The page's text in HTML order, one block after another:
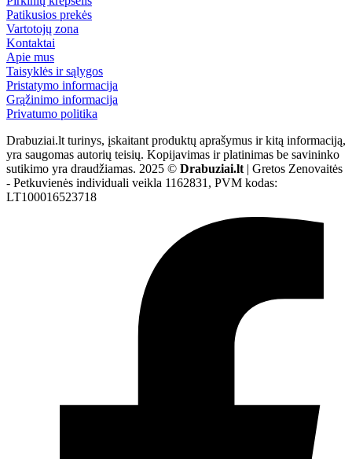
Patikusios prekės
Vartotojų zona
Kontaktai
Apie mus
Taisyklės ir sąlygos
Pristatymo informacija
Grąžinimo informacija
Privatumo politika
Drabuziai.lt turinys, įskaitant produktų aprašymus ir kitą informaciją,
yra saugomas autorių teisių. Kopijavimas ir platinimas be savininko
sutikimo yra draudžiamas. 2025 © Drabuziai.lt | Gretos Zenovaitės
- Petkuvienės individuali veikla 1162831, PVM kodas:
LT100016523718